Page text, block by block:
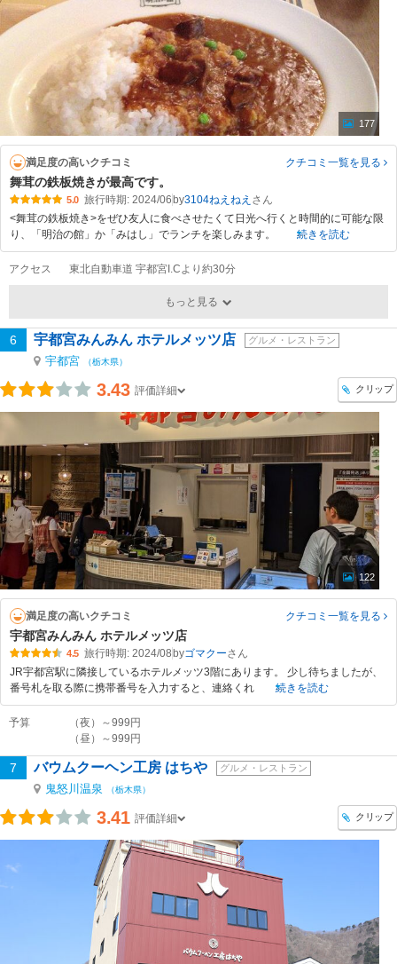
177
満足度の高いクチコミ クチコミ一覧を見る
舞茸の鉄板焼きが最高です。
5.0 旅行時期: 2024/06 by3104ねえねえ
<舞茸の鉄板焼き>をぜひ友人に食べさせたくて日光へ行くと時間的に可能な限
り、「明治の館」か「みはし」でランチを楽しみます。
続きを読む
アクセス 東北自動車道 宇都宮I.Cより約30分
もっと見る
6 宇都宮みんみん ホテルメッツ店 グルメ・レストラン
宇都宮 （栃木県）
3.43 評価詳細 クリップ
122
満足度の高いクチコミ クチコミ一覧を見る
宇都宮みんみん ホテルメッツ店
4.5 旅行時期: 2024/08 byゴマクー
JR宇都宮駅に隣接しているホテルメッツ3階にあります。 少し待ちましたが、
番号札を取る際に携帯番号を入力すると、連絡くれ
続きを読む
予算
（夜）～999円
（昼）～999円
7 バウムクーヘン工房 はちや グルメ・レストラン
鬼怒川温泉 （栃木県）
3.41 評価詳細 クリップ